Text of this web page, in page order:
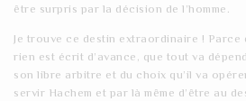
être surpris par la décision de l’homme.
Je trouve ce destin extraordinaire ! Parce
rien est écrit d’avance, que tout va
son libre arbitre et du choix qu’il va
servir Hachem et par là même d’être au